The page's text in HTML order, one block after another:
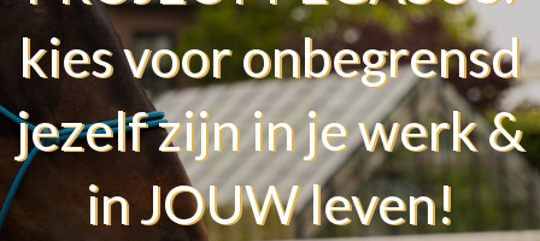
kies voor onbegrensd
jezelf zijn in je werk &
in JOUW leven!